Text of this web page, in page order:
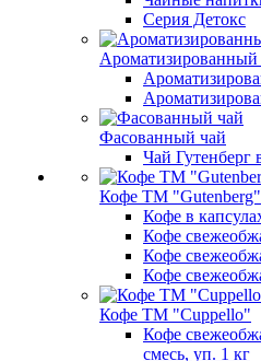
Серия Детокс
Ароматизированный
Фасованный чай
Чай Гутенберг
Кофе ТМ "Gutenberg"
Кофе в
Кофе
Кофе
Кофе
Кофе ТМ "Cuppello"
Кофе
смесь, уп. 1 кг